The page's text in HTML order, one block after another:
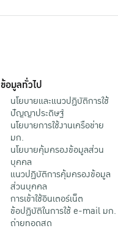
ข้อมูลทั่วไป
นโยบายและแนวปฏิบัติการใช้
ปัญญาประดิษฐ์
นโยบายการใช้งานเครือข่าย
มก.
นโยบายคุ้มครองข้อมูลส่วน
บุคคล
แนวปฏิบัติการคุ้มครองข้อมูล
ส่วนบุคคล
การเข้าใช้อินเตอร์เน็ต
ข้อปฏิบัติในการใช้ e-mail มก.
ถ่ายทอดสด